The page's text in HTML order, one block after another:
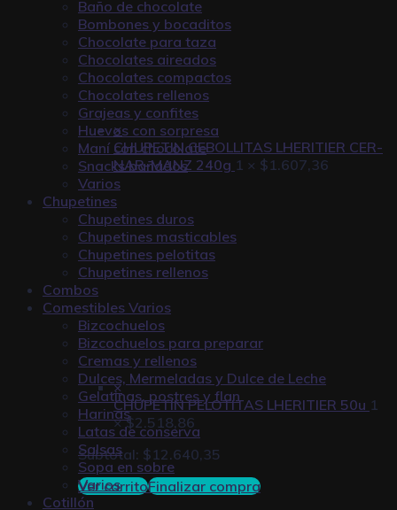
×
CHUPETIN CEBOLLITAS LHERITIER CER-
NAR-MANZ 240g 1 × $1.607,36
×
CHUPETIN PELOTITAS LHERITIER 50u 1
×$2.518,86
Subtotal: $12.640,35
Ver carritoFinalizar compra
Baño de chocolate
Bombones y bocaditos
Chocolate para taza
Chocolates aireados
Chocolates compactos
Chocolates rellenos
Grajeas y confites
Huevos con sorpresa
Maní con chocolate
Snacks bañados
Varios
Chupetines
Chupetines duros
Chupetines masticables
Chupetines pelotitas
Chupetines rellenos
Combos
Comestibles Varios
Bizcochuelos
Bizcochuelos para preparar
Cremas y rellenos
Dulces, Mermeladas y Dulce de Leche
Gelatinas, postres y flan
Harinas
Latas de conserva
Salsas
Sopa en sobre
Varios
Cotillón